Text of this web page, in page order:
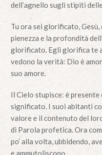
dell’agnello sugli stipiti
Tu ora sei glorificato,
pienezza e la profondità
glorificato. Egli glorifica te
vedono la verità: Dio è
suo amore.
Il Cielo stupisce: è
significato. I suoi abitanti
valore e il contenuto del
di Parola profetica. Ora
po’ alla volta, ubbidendo,
e ammutoliscono.